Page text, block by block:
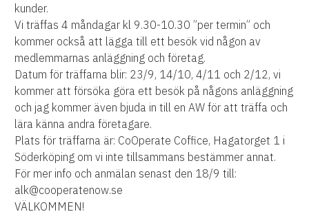
kunder.
Vi träffas 4 måndagar kl 9.30-10.30 ”per termin” och
kommer också att lägga till ett besök vid någon av
medlemmarnas anläggning och företag.
Datum för träffarna blir: 23/9, 14/10, 4/11 och 2/12, vi
kommer att försöka göra ett besök på någons anläggning
och jag kommer även bjuda in till en AW för att träffa och
lära känna andra företagare.
Plats för träffarna är: CoOperate Coffice, Hagatorget 1 i
Söderköping om vi inte tillsammans bestämmer annat.
För mer info och anmälan senast den 18/9 till:
alk@cooperatenow.se
VÄLKOMMEN!